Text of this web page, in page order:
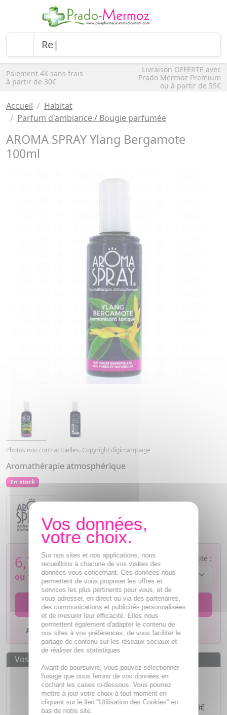
Paiement 4X sans frais
à partir de 30€
Livraison OFFERTE avec
Prado Mermoz Premium
ou à partir de 55€
Accueil
Habitat
Parfum d'ambiance / Bougie parfumée
AROMA SPRAY Ylang Bergamote
100ml
Photos non contractuelles. Copyright digimarquage
Aromathérapie atmosphérique
En stock
6,78€
ou 1,70€si 4 fois sans frais
Quantité :
AJOUTER AU PANIER
Ajouter à mes favoris
Vos avantages
Des prixIMBATTABLES
Paiement en ligneSÉCURISÉ
Paiement en4 fois sans fraisà partir de 30€
Sur nos sites et nos applications, nous
recueillons à chacune de vos visites des
données vous concernant. Ces données nous
permettent de vous proposer les offres et
services les plus pertinents pour vous, et de
vous adresser, en direct ou via des partenaires,
des communications et publicités personnalisées
et de mesurer leur efficacité. Elles nous
permettent également d'adapter le contenu de
nos sites à vos préférences, de vous faciliter le
partage de contenu sur les réseaux sociaux et
de réaliser des statistiques
Avant de poursuivre, vous pouvez sélectionner
l'usage que nous ferons de vos données en
cochant les cases ci-dessous. Vous pourrez
mettre à jour votre choix à tout moment en
cliquant sur le lien "Utilisation des Cookies" en
bas de notre site.